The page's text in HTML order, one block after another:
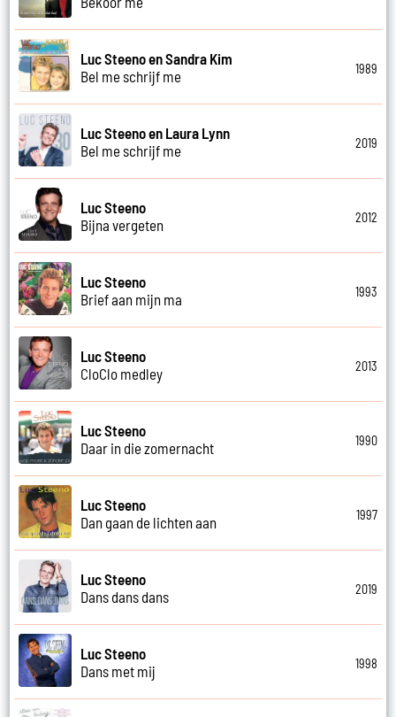
Luc Steeno en Sandra Kim
Bel me schrijf me
1989
Luc Steeno en Laura Lynn
Bel me schrijf me
2019
Luc Steeno
Bijna vergeten
2012
Luc Steeno
Brief aan mijn ma
1993
Luc Steeno
CloClo medley
2013
Luc Steeno
Daar in die zomernacht
1990
Luc Steeno
Dan gaan de lichten aan
1997
Luc Steeno
Dans dans dans
2019
Luc Steeno
Dans met mij
1998